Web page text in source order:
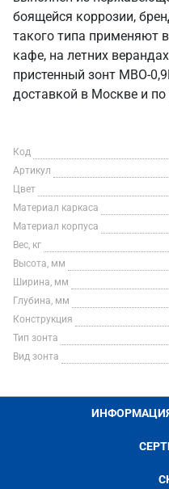
боящейся коррозии,
такого типа применяют
кафе, на летних
пристенный зонт МВО-
доставкой в Москве и
Код
Артикул
Цвет
Материал каркаса
Материал корпуса
Вес, кг
Высота, мм
Ширина, мм
Глубина, мм
Конструкция
Тип зонта
Вид зонта